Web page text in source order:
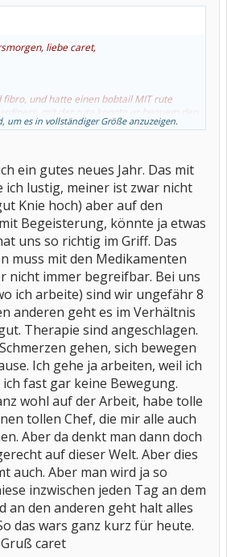
liebe caret,
fibro, und hatte einen bobtail MIT rute
mit der rute konnte er bequem den
schlingel!
dir und dem enbrel einfach mehr zeit
reagiert!
neues jahr!
um es in vollständiger Größe anzuzeigen.
ein gutes neues Jahr. Das mit
ich lustig, meiner ist zwar nicht
Knie hoch) aber auf den
Begeisterung, könnte ja etwas
uns so richtig im Griff. Das
muss mit den Medikamenten
nicht immer begreifbar. Bei uns
ich arbeite) sind wir ungefähr 8
anderen geht es im Verhältnis
Therapie sind angeschlagen.
gehen, sich bewegen
Ich gehe ja arbeiten, weil ich
fast gar keine Bewegung.
wohl auf der Arbeit, habe tolle
tollen Chef, die mir alle auch
Aber da denkt man dann doch
auf dieser Welt. Aber dies
auch. Aber man wird ja so
inzwischen jeden Tag an dem
an den anderen geht halt alles
das wars ganz kurz für heute.
caret